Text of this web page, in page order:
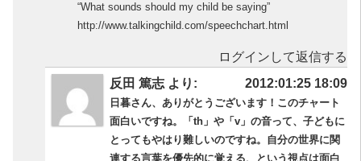
“What sounds should my child be saying”
http://www.talkingchild.com/speechchart.html
ログインして返信する
反田 篤志 より:
2012:01:25 18:09
日暮さん、ありがとうございます！このチャート
面白いですね。「th」や「v」の音って、子どもに
とってもやはり難しいのですね。自分の世界に関
連する言葉を優先的に覚える、という視点は面白